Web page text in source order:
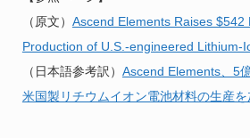
（原文） Ascend Elements Raises $542
Production of U.S.-engineered Lithium-
（日本語参考訳） Ascend Elements、5
米国製リチウムイオン電池材料の生産を